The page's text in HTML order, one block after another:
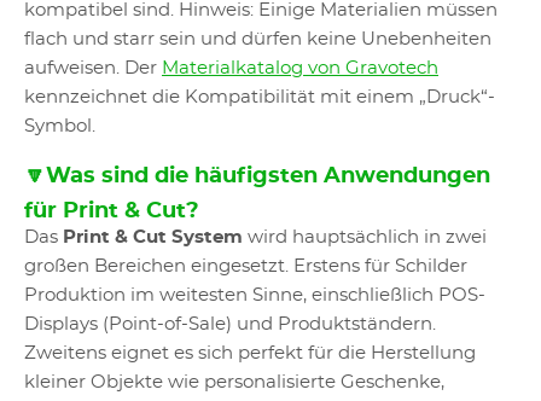
kompatibel sind. Hinweis: Einige Materialien müssen
flach und starr sein und dürfen keine Unebenheiten
aufweisen. Der Materialkatalog von Gravotech
kennzeichnet die Kompatibilität mit einem „Druck“-
Symbol.
🔽Was sind die häufigsten Anwendungen
für Print & Cut?
Das Print & Cut System wird hauptsächlich in zwei
großen Bereichen eingesetzt. Erstens für Schilder
Produktion im weitesten Sinne, einschließlich POS-
Displays (Point-of-Sale) und Produktständern.
Zweitens eignet es sich perfekt für die Herstellung
kleiner Objekte wie personalisierte Geschenke,